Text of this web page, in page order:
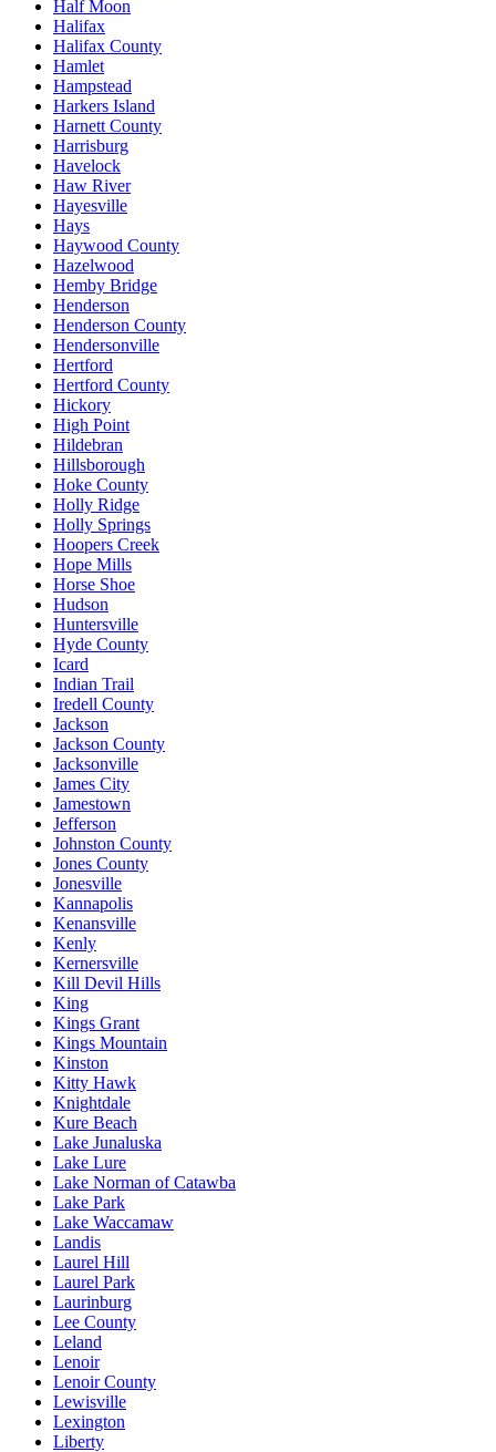
Half Moon
Halifax
Halifax County
Hamlet
Hampstead
Harkers Island
Harnett County
Harrisburg
Havelock
Haw River
Hayesville
Hays
Haywood County
Hazelwood
Hemby Bridge
Henderson
Henderson County
Hendersonville
Hertford
Hertford County
Hickory
High Point
Hildebran
Hillsborough
Hoke County
Holly Ridge
Holly Springs
Hoopers Creek
Hope Mills
Horse Shoe
Hudson
Huntersville
Hyde County
Icard
Indian Trail
Iredell County
Jackson
Jackson County
Jacksonville
James City
Jamestown
Jefferson
Johnston County
Jones County
Jonesville
Kannapolis
Kenansville
Kenly
Kernersville
Kill Devil Hills
King
Kings Grant
Kings Mountain
Kinston
Kitty Hawk
Knightdale
Kure Beach
Lake Junaluska
Lake Lure
Lake Norman of Catawba
Lake Park
Lake Waccamaw
Landis
Laurel Hill
Laurel Park
Laurinburg
Lee County
Leland
Lenoir
Lenoir County
Lewisville
Lexington
Liberty